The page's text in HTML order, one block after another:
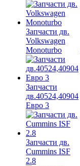
Запчасти дв.
Volkswagen
Monoturbo
Запчасти
дв.40524,40904
Евро 3
Запчасти дв.
Cummins ISF
2.8